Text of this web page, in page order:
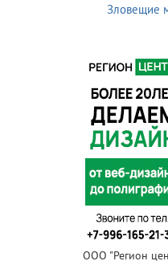
Зловещие
ООО "Регион